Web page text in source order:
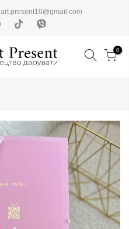
art.present10@gmail.com
0